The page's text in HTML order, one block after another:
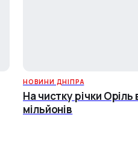
НОВИНИ ДНІПРА
На чистку річки
мільйонів